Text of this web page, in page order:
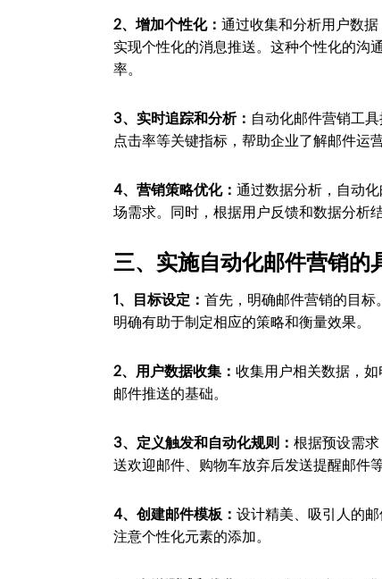
2、增加个性化：通过收集和分析用户数
实现个性化的消息推送。这种个性化的沟
率。
3、实时追踪和分析： 自动化邮件营销工
点击率等关键指标，帮助企业了解邮件运
4、营销策略优化：通过数据分析，自动
场需求。同时，根据用户反馈和数据分析
三、实施自动化邮件营销的
1、目标设定：首先，明确邮件营销的目
明确有助于制定相应的策略和衡量效果。
2、用户数据收集：收集用户相关数据，
邮件推送的基础。
3、定义触发和自动化规则：根据预设需
送欢迎邮件、购物车放弃后发送提醒邮件等
4、创建邮件模板：设计精美、吸引人的
注意个性化元素的添加。